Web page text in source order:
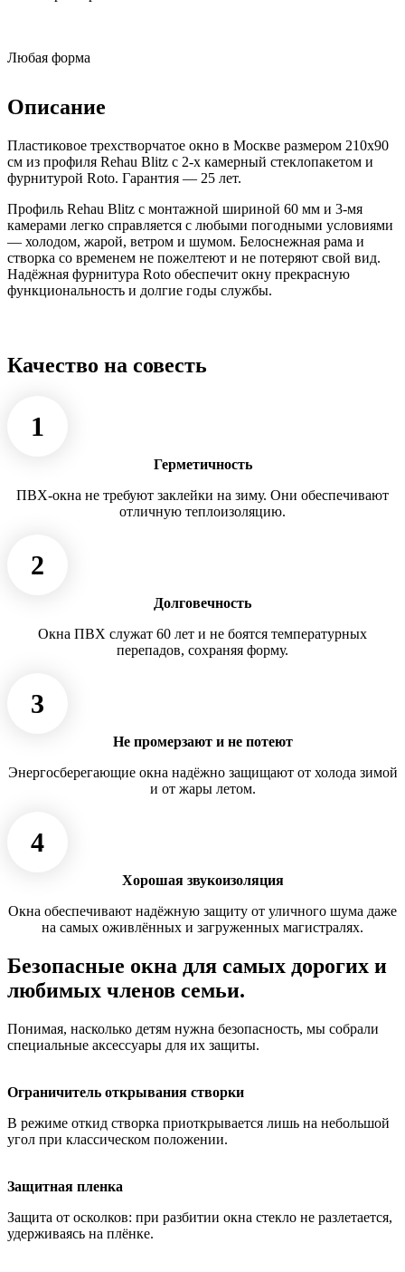
Любая форма
Описание
Пластиковое трехстворчатое окно в Москве размером 210x90
см из профиля Rehau Blitz с 2-х камерный стеклопакетом и
фурнитурой Roto. Гарантия — 25 лет.
Профиль Rehau Blitz с монтажной шириной 60 мм и 3-мя
камерами легко справляется с любыми погодными условиями
— холодом, жарой, ветром и шумом. Белоснежная рама и
створка со временем не пожелтеют и не потеряют свой вид.
Надёжная фурнитура Roto обеспечит окну прекрасную
функциональность и долгие годы службы.
Качество на совесть
1
Герметичность
ПВХ-окна не требуют заклейки на зиму. Они обеспечивают
отличную теплоизоляцию.
2
Долговечность
Окна ПВХ служат 60 лет и не боятся температурных
перепадов, сохраняя форму.
3
Не промерзают и не потеют
Энергосберегающие окна надёжно защищают от холода зимой
и от жары летом.
4
Хорошая звукоизоляция
Окна обеспечивают надёжную защиту от уличного шума даже
на самых оживлённых и загруженных магистралях.
Безопасные окна для самых дорогих и
любимых членов семьи.
Понимая, насколько детям нужна безопасность, мы собрали
специальные аксессуары для их защиты.
Ограничитель открывания створки
В режиме откид створка приоткрывается лишь на небольшой
угол при классическом положении.
Защитная пленка
Защита от осколков: при разбитии окна стекло не разлетается,
удерживаясь на плёнке.